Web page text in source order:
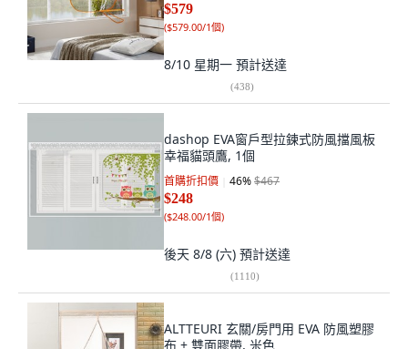
$579
($579.00/1個)
8/10 星期一 預計送達
(438)
dashop EVA窗戶型拉鍊式防風擋風板
幸福貓頭鷹, 1個
首購折扣價 46%$467
$248
($248.00/1個)
後天 8/8 (六) 預計送達
(1110)
ALTTEURI 玄關/房門用 EVA 防風塑膠
布 + 雙面膠帶, 米色